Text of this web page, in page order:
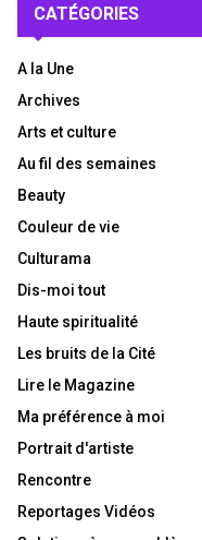
CATÉGORIES
A la Une
Archives
Arts et culture
Au fil des semaines
Beauty
Couleur de vie
Culturama
Dis-moi tout
Haute spiritualité
Les bruits de la Cité
Lire le Magazine
Ma préférence à moi
Portrait d'artiste
Rencontre
Reportages Vidéos